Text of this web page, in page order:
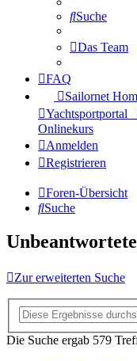
Suche
Das Team
FAQ
Sailornet
Yachtsportportal
Onlinekurs
Anmelden
Registrieren
Foren-Übersicht
Suche
Zur erweiterten Suche
Die Suche ergab 579